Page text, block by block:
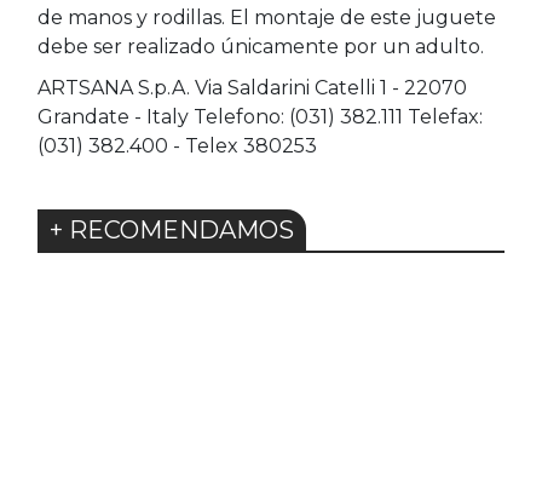
de manos y rodillas. El montaje de este juguete
debe ser realizado únicamente por un adulto.
ARTSANA S.p.A. Via Saldarini Catelli 1 - 22070
Grandate - Italy Telefono: (031) 382.111 Telefax:
(031) 382.400 - Telex 380253
+ RECOMENDAMOS